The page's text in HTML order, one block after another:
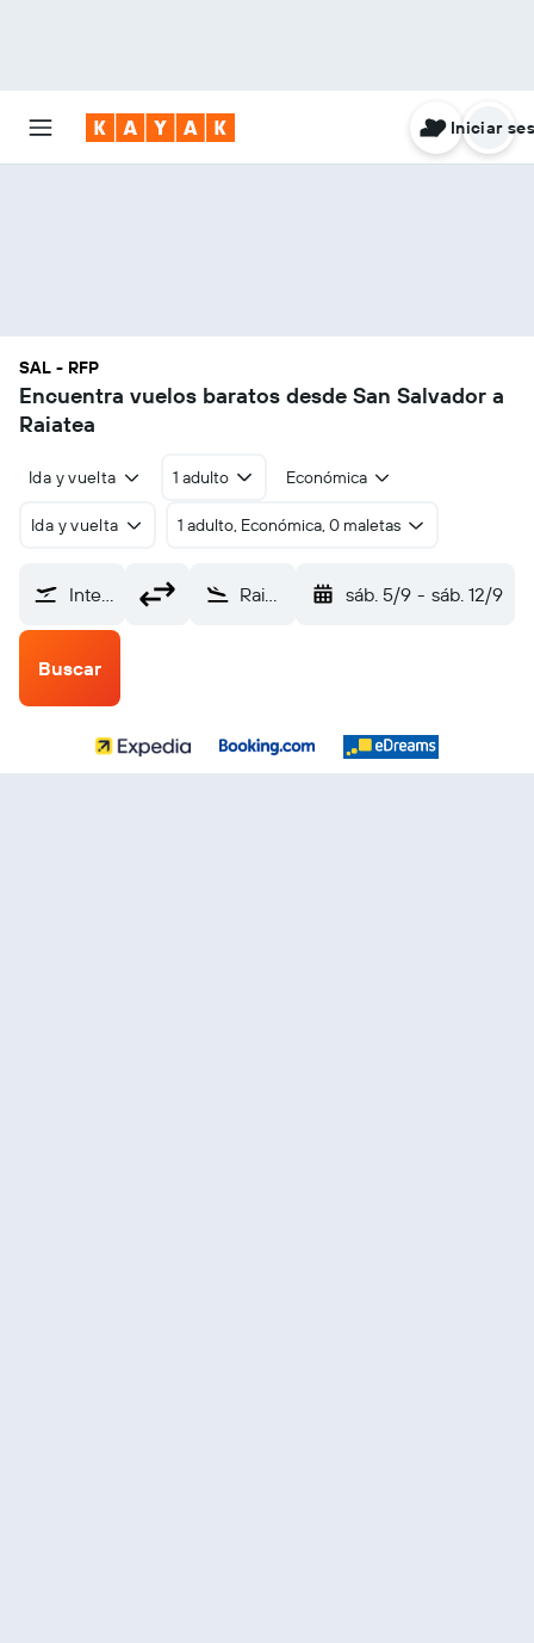
Iniciar
SAL - RFP
Encuentra vuelos baratos desde San Salvador a
Raiatea
Ida y vuelta 1 adulto Económica
Ida y vuelta 1 adulto, Económica, 0 maletas
Internacional de El Salvador (SAL) Raiatea (RFP) sáb. 5/9 - sáb. 12/9
Buscar